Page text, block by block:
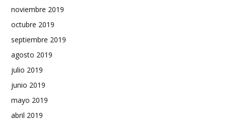
noviembre 2019
octubre 2019
septiembre 2019
agosto 2019
julio 2019
junio 2019
mayo 2019
abril 2019